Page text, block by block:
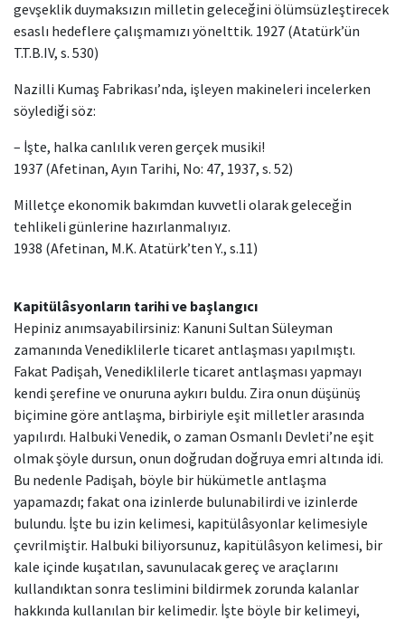
gevşeklik duymaksızın milletin geleceğini ölümsüzleştirecek
esaslı hedeflere çalışmamızı yönelttik. 1927 (Atatürk’ün
T.T.B.IV, s. 530)
Nazilli Kumaş Fabrikası’nda, işleyen makineleri incelerken
söylediği söz:
– İşte, halka canlılık veren gerçek musiki!
1937 (Afetinan, Ayın Tarihi, No: 47, 1937, s. 52)
Milletçe ekonomik bakımdan kuvvetli olarak geleceğin
tehlikeli günlerine hazırlanmalıyız.
1938 (Afetinan, M.K. Atatürk’ten Y., s.11)
Kapitülâsyonların tarihi ve başlangıcı
Hepiniz anımsayabilirsiniz: Kanuni Sultan Süleyman
zamanında Venediklilerle ticaret antlaşması yapılmıştı.
Fakat Padişah, Venediklilerle ticaret antlaşması yapmayı
kendi şerefine ve onuruna aykırı buldu. Zira onun düşünüş
biçimine göre antlaşma, birbiriyle eşit milletler arasında
yapılırdı. Halbuki Venedik, o zaman Osmanlı Devleti’ne eşit
olmak şöyle dursun, onun doğrudan doğruya emri altında idi.
Bu nedenle Padişah, böyle bir hükümetle antlaşma
yapamazdı; fakat ona izinlerde bulunabilirdi ve izinlerde
bulundu. İşte bu izin kelimesi, kapitülâsyonlar kelimesiyle
çevrilmiştir. Halbuki biliyorsunuz, kapitülâsyon kelimesi, bir
kale içinde kuşatılan, savunulacak gereç ve araçlarını
kullandıktan sonra teslimini bildirmek zorunda kalanlar
hakkında kullanılan bir kelimedir. İşte böyle bir kelimeyi,